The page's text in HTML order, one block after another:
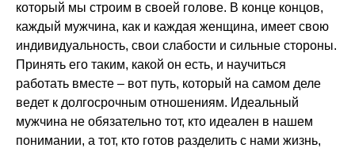
который мы строим в своей голове. В конце концов,
каждый мужчина, как и каждая женщина, имеет свою
индивидуальность, свои слабости и сильные стороны.
Принять его таким, какой он есть, и научиться
работать вместе – вот путь, который на самом деле
ведет к долгосрочным отношениям. Идеальный
мужчина не обязательно тот, кто идеален в нашем
понимании, а тот, кто готов разделить с нами жизнь,